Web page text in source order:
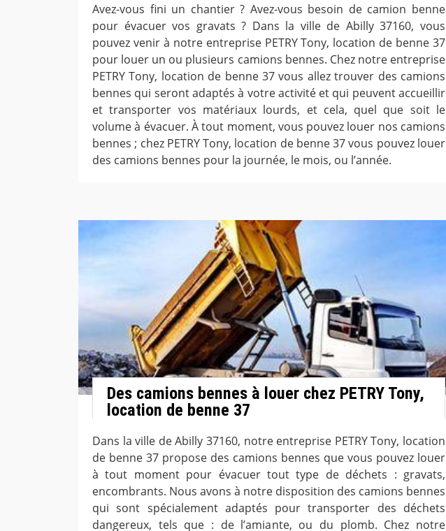
Avez-vous fini un chantier ? Avez-vous besoin de camion benne
pour évacuer vos gravats ? Dans la ville de Abilly 37160, vous
pouvez venir à notre entreprise PETRY Tony, location de benne 37
pour louer un ou plusieurs camions bennes. Chez notre entreprise
PETRY Tony, location de benne 37 vous allez trouver des camions
bennes qui seront adaptés à votre activité et qui peuvent accueillir
et transporter vos matériaux lourds, et cela, quel que soit le
volume à évacuer. À tout moment, vous pouvez louer nos camions
bennes ; chez PETRY Tony, location de benne 37 vous pouvez louer
des camions bennes pour la journée, le mois, ou l’année.
Des camions bennes à louer chez PETRY Tony,
location de benne 37
Dans la ville de Abilly 37160, notre entreprise PETRY Tony, location
de benne 37 propose des camions bennes que vous pouvez louer
à tout moment pour évacuer tout type de déchets : gravats,
encombrants. Nous avons à notre disposition des camions bennes
qui sont spécialement adaptés pour transporter des déchets
dangereux, tels que : de l’amiante, ou du plomb. Chez notre